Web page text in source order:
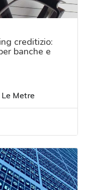
creditizio:
banche e
Metre